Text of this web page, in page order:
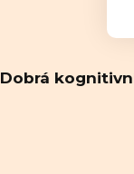
Dobrá